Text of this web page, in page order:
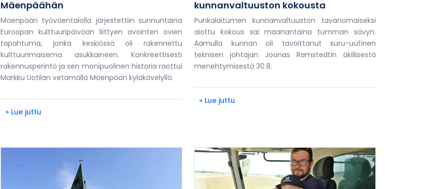
Mäenpäähän
Mäenpään työväentalolla järjestettiin sunnuntaina
Euroopan kulttuuripäivään liittyen avointen ovien
tapahtuma, jonka keskiössä oli rakennettu
kulttuurimaisema asukkaineen. Konkreettisesti
rakennusperintö ja sen monipuolinen historia raottui
Markku Uotilan vetämällä Mäenpään kyläkävelyllä.
» Lue juttu
kunnanvaltuuston kokousta
Punkalaitumen kunnanvaltuuston tavanomaiseksi
aiottu kokous sai maanantaina tumman sävyn.
Aamulla kunnan oli tavoittanut suru-uutinen
teknisen johtajan Joonas Ramstedtin äkillisestä
menehtymisestä 30.8.
» Lue juttu